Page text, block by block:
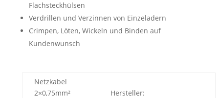
Flachsteckhülsen
Verdrillen und Verzinnen von Einzeladern
Crimpen, Löten, Wickeln und Binden auf
Kundenwunsch
Netzkabel
2×0,75mm²
Hersteller: